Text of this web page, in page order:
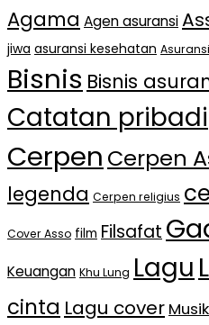
Agama Agen asuransi
jiwa asuransi kesehatan
Bisnis Bisnis
Catatan pribadi
Cerpen Cerpen
legenda Cerpen religius
Cover Asso film Filsafat
Keuangan Khu Lung Lagu
cinta Lagu cover Musik